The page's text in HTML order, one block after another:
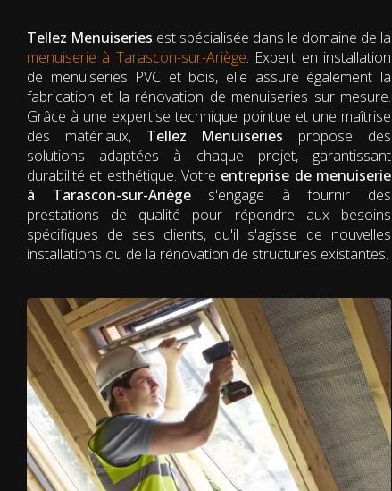
Tellez Menuiseries est spécialisée dans le domaine de la
menuiserie à Tarascon-sur-Ariège. Expert en installation
de menuiseries PVC et bois, elle assure également la
fabrication et la rénovation de menuiseries sur mesure.
Grâce à une expertise technique pointue et une maîtrise
des matériaux, Tellez Menuiseries propose des
solutions adaptées à chaque projet, garantissant
durabilité et esthétique. Votre entreprise de menuiserie
à Tarascon-sur-Ariège s'engage à fournir des
prestations de qualité pour répondre aux besoins
spécifiques de ses clients, qu'il s'agisse de nouvelles
installations ou de la rénovation de structures existantes.